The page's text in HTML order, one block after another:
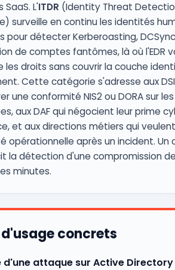
SaaS. L'ITDR (Identity Threat
surveille en continu les identités
pour détecter Kerberoasting,
de comptes fantômes, là où l'EDR
les droits sans couvrir la couche
Cette catégorie s'adresse aux
une conformité NIS2 ou DORA sur
aux DAF qui négocient leur prime
et aux directions métiers qui
opérationnelle après un incident. Un
la détection d'une compromission
minutes.
concrets
d'une attaque sur Active